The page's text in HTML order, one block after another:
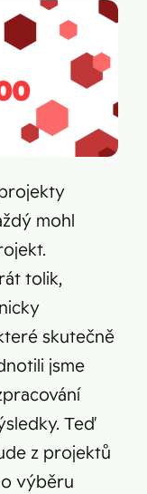
mohl
tolik,
skutečně
jsme
Teď
z projektů
o výběru